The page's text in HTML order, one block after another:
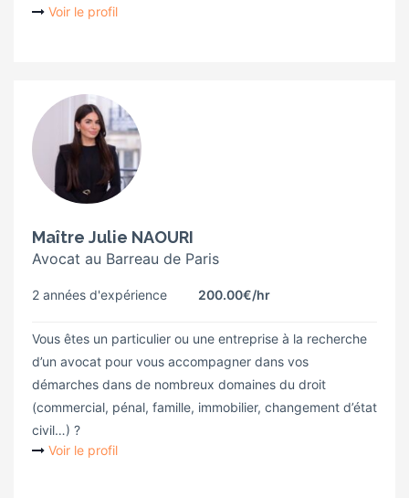
Voir le profil
Maître Julie NAOURI
Avocat au Barreau de Paris
2 années d'expérience 200.00€/hr
Vous êtes un particulier ou une entreprise à la recherche
d’un avocat pour vous accompagner dans vos
démarches dans de nombreux domaines du droit
(commercial, pénal, famille, immobilier, changement d’état
civil…) ?
Voir le profil